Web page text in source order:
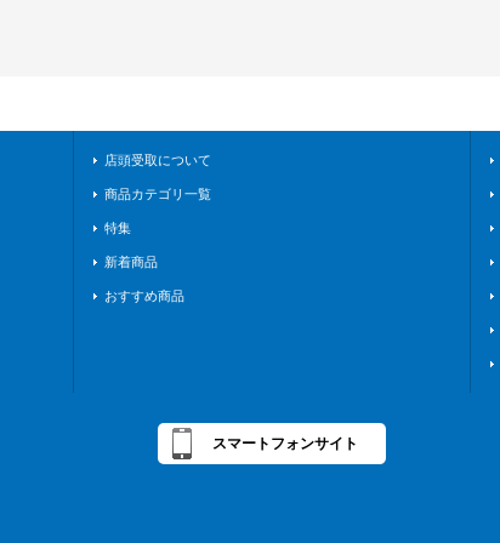
店頭受取について
商品カテゴリ一覧
特集
新着商品
おすすめ商品
スマートフォンサイト